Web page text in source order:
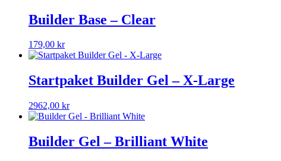
Builder Base – Clear
179,00 kr
Startpaket Builder Gel – X-Large
2962,00 kr
Builder Gel – Brilliant White